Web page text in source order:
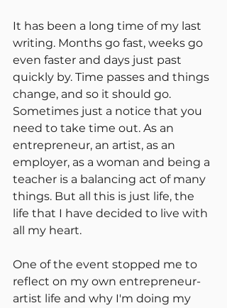
It has been a long time of my last
writing. Months go fast, weeks go
even faster and days just past
quickly by. Time passes and things
change, and so it should go.
Sometimes just a notice that you
need to take time out. As an
entrepreneur, an artist, as an
employer, as a woman and being a
teacher is a balancing act of many
things. But all this is just life, the
life that I have decided to live with
all my heart.
One of the event stopped me to
reflect on my own entrepreneur-
artist life and why I'm doing my